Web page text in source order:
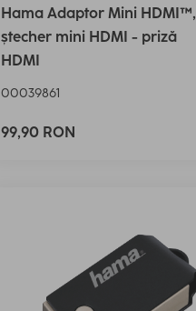
Hama Adaptor Mini HDMI™,
ștecher mini HDMI - priză
HDMI
00039861
99,90 RON